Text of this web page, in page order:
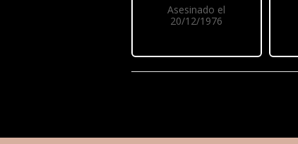
Asesinado el
20/12/1976